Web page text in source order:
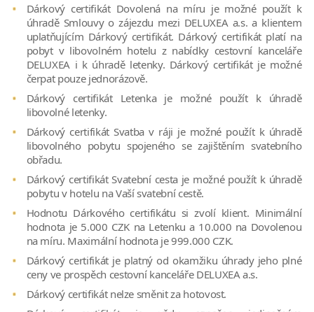
Dárkový certifikát Dovolená na míru je možné použít k
úhradě Smlouvy o zájezdu mezi DELUXEA a.s. a klientem
uplatňujícím Dárkový certifikát. Dárkový certifikát platí na
pobyt v libovolném hotelu z nabídky cestovní kanceláře
DELUXEA i k úhradě letenky. Dárkový certifikát je možné
čerpat pouze jednorázově.
Dárkový certifikát Letenka je možné použít k úhradě
libovolné letenky.
Dárkový certifikát Svatba v ráji je možné použít k úhradě
libovolného pobytu spojeného se zajištěním svatebního
obřadu.
Dárkový certifikát Svatební cesta je možné použít k úhradě
pobytu v hotelu na Vaší svatební cestě.
Hodnotu Dárkového certifikátu si zvolí klient. Minimální
hodnota je 5.000 CZK na Letenku a 10.000 na Dovolenou
na míru. Maximální hodnota je 999.000 CZK.
Dárkový certifikát je platný od okamžiku úhrady jeho plné
ceny ve prospěch cestovní kanceláře DELUXEA a.s.
Dárkový certifikát nelze směnit za hotovost.